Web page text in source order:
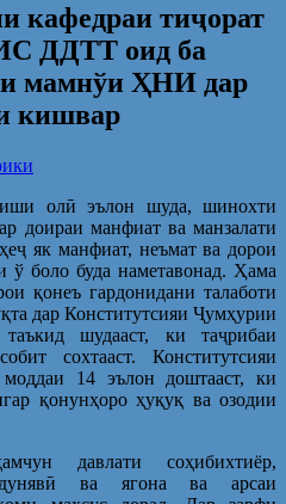
кафедраи тиҷорат
ДДТТ оид ба
мамнўи ҲНИ дар
кишвар
олӣ эълон шуда, шинохти
доираи манфиат ва манзалати
як манфиат, неъмат ва дорои
ў боло буда наметавонад. Ҳама
қонеъ гардонидани талаботи
дар Конститутсияи Ҷумҳурии
шудааст, ки таҷрибаи
сохтааст. Конститутсияи
14 эълон доштааст, ки
қонунҳоро ҳуқуқ ва озодии
давлати соҳибихтиёр,
дунявӣ ва ягона ва арсаи